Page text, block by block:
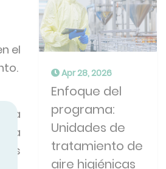
el
la
los
Apr 28, 2026
Enfoque del
programa:
Unidades de
tratamiento de
aire higiénicas